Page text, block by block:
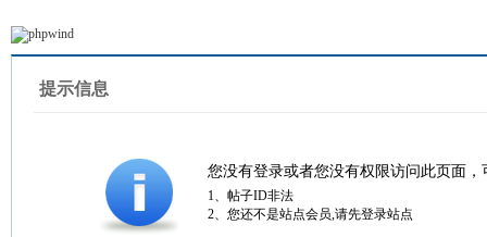
提示信息
您没有登录或者您没有权限访问此页面
1、帖子ID非法
2、您还不是站点会员,请先登录站点